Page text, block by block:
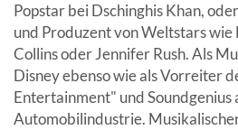
Popstar bei Dschinghis Khan,
und Produzent von Weltstars wie
Collins oder Jennifer Rush. Als
Disney ebenso wie als Vorreiter
Entertainment" und Soundgenius
Automobilindustrie.